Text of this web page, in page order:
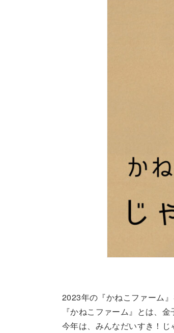
2023年の『かねこファーム』
『かねこファーム』とは、
今年は、みんなだいすき！じ